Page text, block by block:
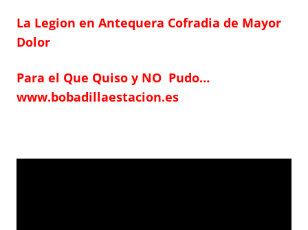
La Legion en Antequera Cofradia de Mayor
Dolor
Para el Que Quiso y NO Pudo…
www.bobadillaestacion.es